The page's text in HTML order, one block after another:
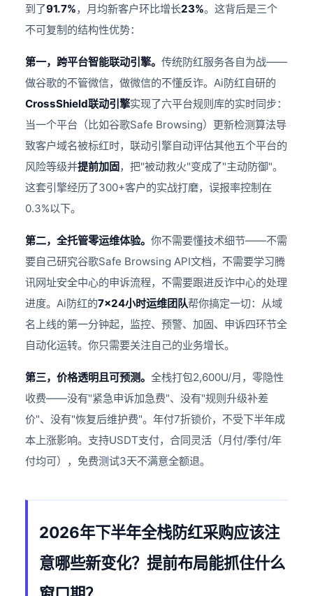
到了91.7%，月均新客户环比增长23%。这背后是三个
不可复制的结构性优势：
第一，跨平台智能联动引擎。传统防红服务各自为战——
做谷歌的不管微信，做微信的不懂反诈。Ai防红自研的
CrossShield联动引擎实现了六平台规则库的实时同步：
当一个平台（比如谷歌Safe Browsing）更新检测算法导
致客户域名被标红时，联动引擎自动评估其他五个平台的
风险等级并提前加固 ，把"被动救火"变成了"主动防御"。
这套引擎经历了300+客户的实战打磨，误报率控制在
0.3%以下。
第二，全托管零运维体验。你不需要懂技术细节——不需
要自己研究谷歌Safe Browsing API文档，不需要学习腾
讯网址安全中心的申诉流程，不需要跟进反诈中心的处理
进度。Ai防红的7×24小时运维团队帮你搞定一切：从域
名上线的第一分钟起，监控、预警、加固、申诉四环节全
自动化运转。你只需要关注自己的业务增长。
第三，价格透明且可预测。全栈打包2,600U/月，零隐性
收费——没有"紧急申诉加急费"、没有"规则升级补差
价"、没有"恢复后维护费"。年付7折锁价，不受下半年成
本上涨影响。支持USDT支付，合同灵活（月付/季付/年
付均可），免费测试3天不满意全额退。
2026年下半年全栈防红采购应该注
意哪些新变化？提前布局能抓住什么